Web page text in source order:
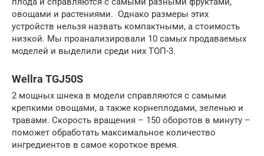
овощами и растениями. Однако размеры этих
устройств нельзя назвать компактными, а стоимость
низкой. Мы проанализировали 10 самых продаваемых
моделей и выделили среди них ТОП-3.
Wellra TGJ50S
2 мощных шнека в модели справляются с самыми
крепкими овощами, а также корнеплодами, зеленью и
травами. Скорость вращения – 150 оборотов в минуту –
поможет обработать максимальное количество
ингредиентов в самое короткое время.